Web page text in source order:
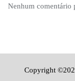
Nenhum comentário
Copyright